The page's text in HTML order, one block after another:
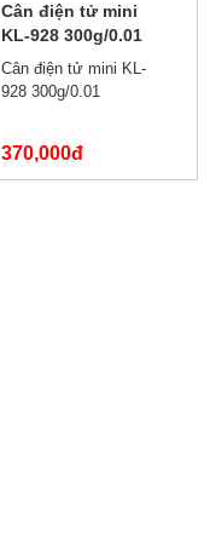
Cân điện tử mini
KL-928 300g/0.01
Cân điện tử mini KL-
928 300g/0.01
370,000đ
470,000đ